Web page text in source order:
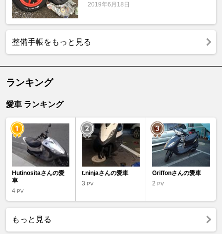
2019年6月18日
整備手帳をもっと見る
ランキング
愛車 ランキング
Hutinositaさんの愛
車
4 PV
t.ninjaさんの愛車
3PV
Griffonさんの愛車
2 PV
もっと見る